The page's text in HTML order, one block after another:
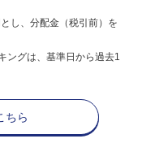
し、分配金（税引前）を
ングは、基準日から過去1
ちら